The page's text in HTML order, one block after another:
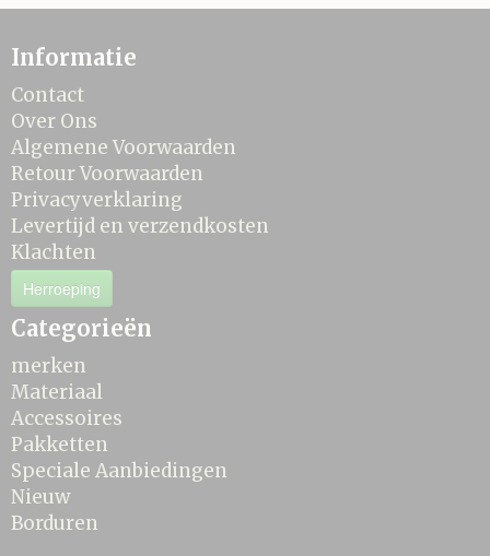
Informatie
Contact
Over Ons
Algemene Voorwaarden
Retour Voorwaarden
Privacyverklaring
Levertijd en verzendkosten
Klachten
Herroeping
Categorieën
merken
Materiaal
Accessoires
Pakketten
Speciale Aanbiedingen
Nieuw
Borduren